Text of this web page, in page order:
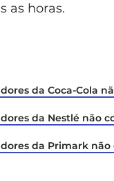
as horas.
da Coca-Cola
da Nestlé não
da Primark